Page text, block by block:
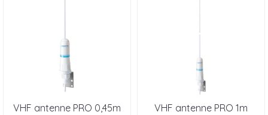
VHF antenne PRO 0,45m
VHF antenne PRO 1m